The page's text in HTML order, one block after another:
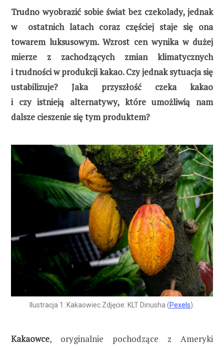
Trudno wyobrazić sobie świat bez czekolady, jednak
w ostatnich latach coraz częściej staje się ona
towarem luksusowym. Wzrost cen wynika w dużej
mierze z zachodzących zmian klimatycznych
i trudności w produkcji kakao. Czy jednak sytuacja się
ustabilizuje? Jaka przyszłość czeka kakao
i czy istnieją alternatywy, które umożliwią nam
dalsze cieszenie się tym produktem?
Ilustracja 1: Kakaowiec.Zdjęcie: KLT Dinusha (Pexels).
Kakaowce, oryginalnie pochodzące z Ameryki